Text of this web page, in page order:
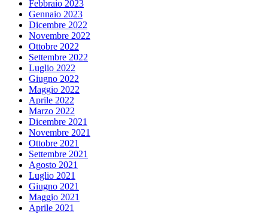
Febbraio 2023
Gennaio 2023
Dicembre 2022
Novembre 2022
Ottobre 2022
Settembre 2022
Luglio 2022
Giugno 2022
Maggio 2022
Aprile 2022
Marzo 2022
Dicembre 2021
Novembre 2021
Ottobre 2021
Settembre 2021
Agosto 2021
Luglio 2021
Giugno 2021
Maggio 2021
Aprile 2021